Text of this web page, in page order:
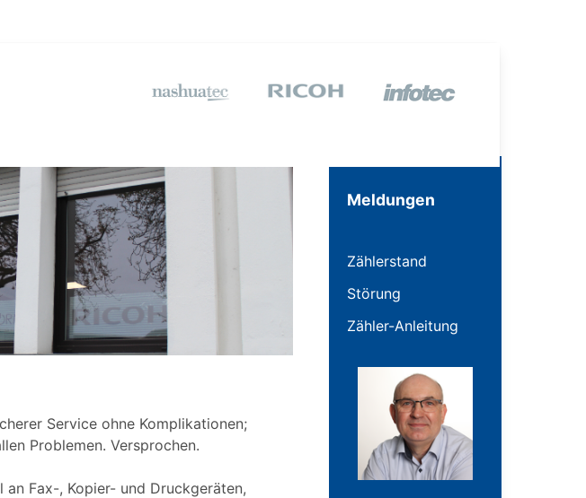
Service ohne Komplikationen;
Problemen. Versprochen.
Fax-, Kopier- und Druckgeräten,
Meldungen
Zählerstand
Störung
Zähler-Anleitung